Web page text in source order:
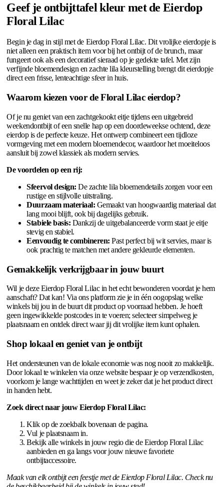
Geef je ontbijttafel kleur met de Eierdop
Floral Lilac
Begin je dag in stijl met de Eierdop Floral Lilac. Dit vrolijke eierdopje is
niet alleen een praktisch item voor bij het ontbijt of de brunch, maar
fungeert ook als een decoratief sieraad op je gedekte tafel. Met zijn
verfijnde bloemendesign en zachte lila kleurstelling brengt dit eierdopje
direct een frisse, lenteachtige sfeer in huis.
Waarom kiezen voor de Floral Lilac eierdop?
Of je nu geniet van een zachtgekookt eitje tijdens een uitgebreid
weekendontbijt of een snelle hap op een doordeweekse ochtend, deze
eierdop is de perfecte keuze. Het ontwerp combineert een tijdloze
vormgeving met een modern bloemendecor, waardoor het moeiteloos
aansluit bij zowel klassiek als modern servies.
De voordelen op een rij:
Sfeervol design: De zachte lila bloemendetails zorgen voor een
rustige en stijlvolle uitstraling.
Duurzaam materiaal: Gemaakt van hoogwaardig materiaal dat
lang mooi blijft, ook bij dagelijks gebruik.
Stabiele basis: Dankzij de uitgebalanceerde vorm staat je eitje
stevig en stabiel.
Eenvoudig te combineren: Past perfect bij wit servies, maar is
ook prachtig te matchen met andere gekleurde elementen.
Gemakkelijk verkrijgbaar in jouw buurt
Wil je deze Eierdop Floral Lilac in het echt bewonderen voordat je hem
aanschaft? Dat kan! Via ons platform zie je in één oogopslag welke
winkels bij jou in de buurt dit product op voorraad hebben. Je hoeft
geen ingewikkelde postcodes in te voeren; selecteer simpelweg je
plaatsnaam en ontdek direct waar jij dit vrolijke item kunt ophalen.
Shop lokaal en geniet van je ontbijt
Het ondersteunen van de lokale economie was nog nooit zo makkelijk.
Door lokaal te winkelen via onze website bespaar je op verzendkosten,
voorkom je lange wachttijden en weet je zeker dat je het product direct
in handen hebt.
Zoek direct naar jouw Eierdop Floral Lilac:
Klik op de zoekbalk bovenaan de pagina.
Vul je plaatsnaam in.
Bekijk alle winkels in jouw regio die de Eierdop Floral Lilac
aanbieden en ga langs voor jouw nieuwe favoriete
ontbijtaccessoire.
Maak van elk ontbijt een feestje met de Eierdop Floral Lilac. Check nu